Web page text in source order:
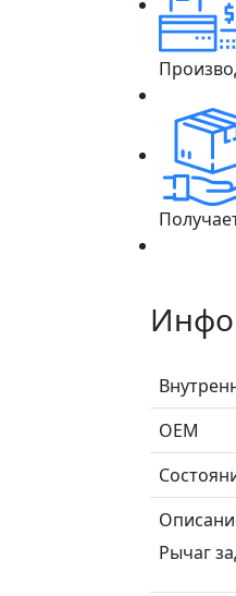
ОЕМ
Рычаг